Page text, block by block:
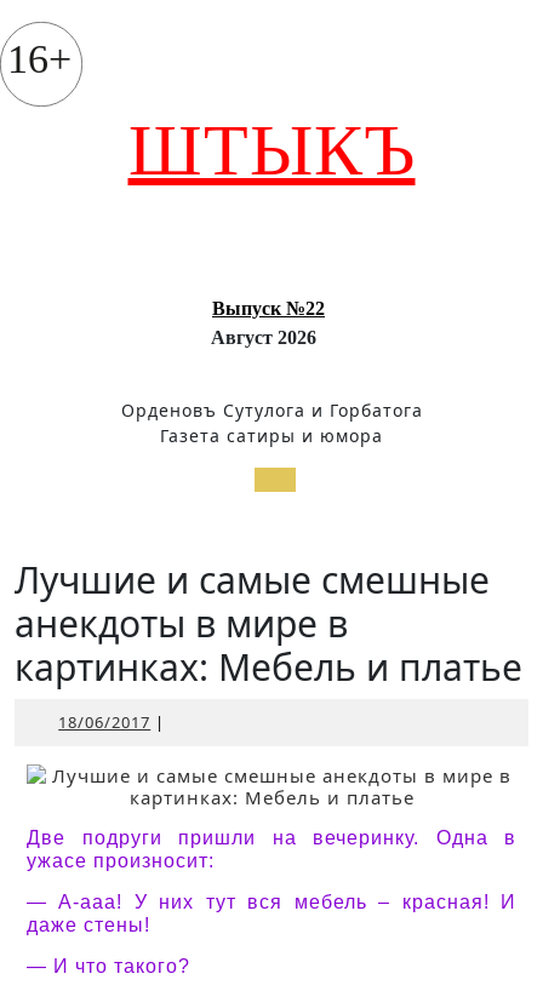
к
содержимому
16+
ШТЫКЪ
Выпуск №22
Август 2026
Орденовъ Сутулога и Горбатога
Газета сатиры и юмора
Открыть
Лучшие и самые смешные
анекдоты в мире в
картинках: Мебель и платье
18/06/2017 18/06/2017
|
Две подруги пришли на вечеринку. Одна в
ужасе произносит:
— А-ааа! У них тут вся мебель – красная! И
даже стены!
— И что такого?